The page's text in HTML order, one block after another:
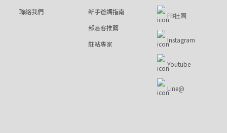
聯絡我們
新手爸媽指南
部落客推薦
駐站專家
FB社團
Instagram
Youtube
Line@